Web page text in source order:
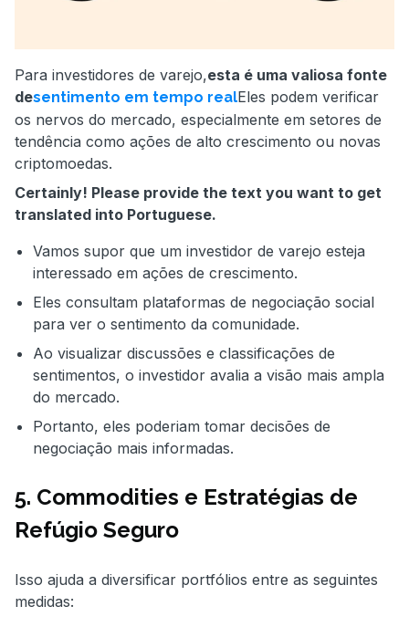
Para investidores de varejo,esta é uma valiosa fonte
desentimento em tempo realEles podem verificar
os nervos do mercado, especialmente em setores de
tendência como ações de alto crescimento ou novas
criptomoedas.
Certainly! Please provide the text you want to get
translated into Portuguese.
Vamos supor que um investidor de varejo esteja
interessado em ações de crescimento.
Eles consultam plataformas de negociação social
para ver o sentimento da comunidade.
Ao visualizar discussões e classificações de
sentimentos, o investidor avalia a visão mais ampla
do mercado.
Portanto, eles poderiam tomar decisões de
negociação mais informadas.
5. Commodities e Estratégias de
Refúgio Seguro
Isso ajuda a diversificar portfólios entre as seguintes
medidas: